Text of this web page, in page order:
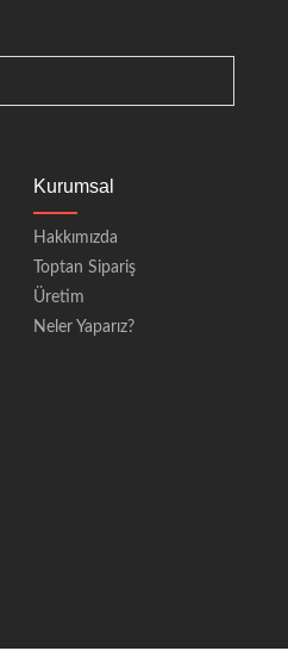
Kurumsal
Hakkımızda
Toptan Sipariş
Üretim
Neler Yaparız?